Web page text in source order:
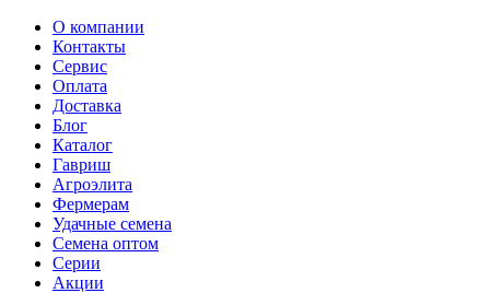
О компании
Контакты
Сервис
Оплата
Доставка
Блог
Каталог
Гавриш
Агроэлита
Фермерам
Удачные семена
Семена оптом
Серии
Акции